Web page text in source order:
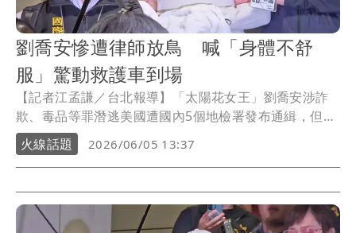
劉喬安慘遭律師放鳥 喊「身體不舒
服」驚動救護車到場
【記者江孟謙／台北報導】「太陽花女王」劉喬安涉詐
欺、毒品等罪潛逃美國遭國內5個地檢署發布通緝，但去
年初在美遭當局查獲，昨天（4日）押解返台，原定今天
（5日）午後移送地檢署。不過劉喬安在偵訊期間兩度喊
身體不舒服，甚至叫來救護車，加上等待律師，讓偵訊
時間一再延宕，目前還未移送。
火線話題 2026/06/05 13:37